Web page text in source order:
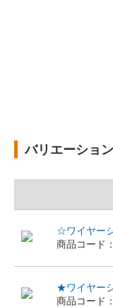
バリエーショ
☆ワイヤー
商品コード
★ワイヤー
商品コード